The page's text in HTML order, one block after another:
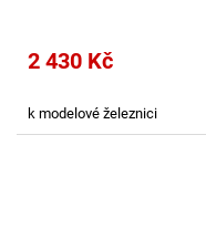
2 430 Kč
k modelové železnici